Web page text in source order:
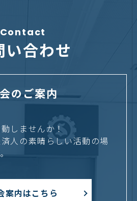
Contact
い合わせ
のご案内
しませんか！
人の素晴らしい活動の場
案内はこちら